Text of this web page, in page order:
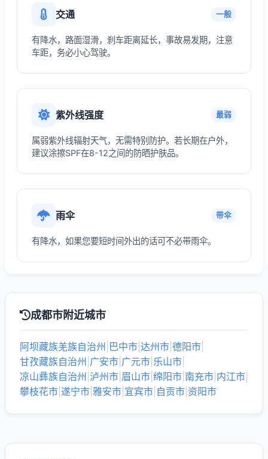
交通 一般
有降水，路面湿滑，刹车距离延长，事故易发期，注意
车距，务必小心驾驶。
紫外线强度 最弱
属弱紫外线辐射天气，无需特别防护。若长期在户外，
建议涂擦SPF在8-12之间的防晒护肤品。
雨伞 带伞
有降水，如果您要短时间外出的话可不必带雨伞。
成都市附近城市
阿坝藏族羌族自治州 巴中市 达州市 德阳市
甘孜藏族自治州 广安市 广元市 乐山市
凉山彝族自治州 泸州市 眉山市 绵阳市 南充市 内江市
攀枝花市 遂宁市 雅安市 宜宾市 自贡市 资阳市